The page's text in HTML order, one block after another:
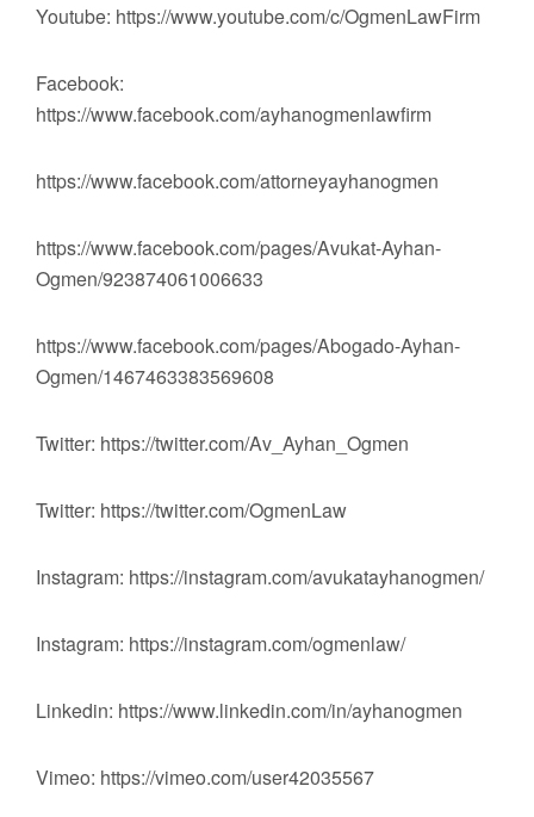
Youtube: https://www.youtube.com/c/OgmenLawFirm
Facebook:
https://www.facebook.com/ayhanogmenlawfirm
https://www.facebook.com/attorneyayhanogmen
https://www.facebook.com/pages/Avukat-Ayhan-
Ogmen/923874061006633
https://www.facebook.com/pages/Abogado-Ayhan-
Ogmen/1467463383569608
Twitter: https://twitter.com/Av_Ayhan_Ogmen
Twitter: https://twitter.com/OgmenLaw
Instagram: https://instagram.com/avukatayhanogmen/
Instagram: https://instagram.com/ogmenlaw/
Linkedin: https://www.linkedin.com/in/ayhanogmen
Vimeo: https://vimeo.com/user42035567